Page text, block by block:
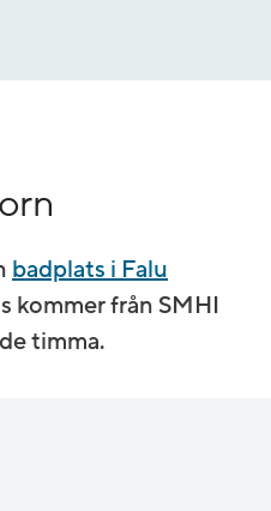
badplats i Falu
kommer från SMHI
timma.